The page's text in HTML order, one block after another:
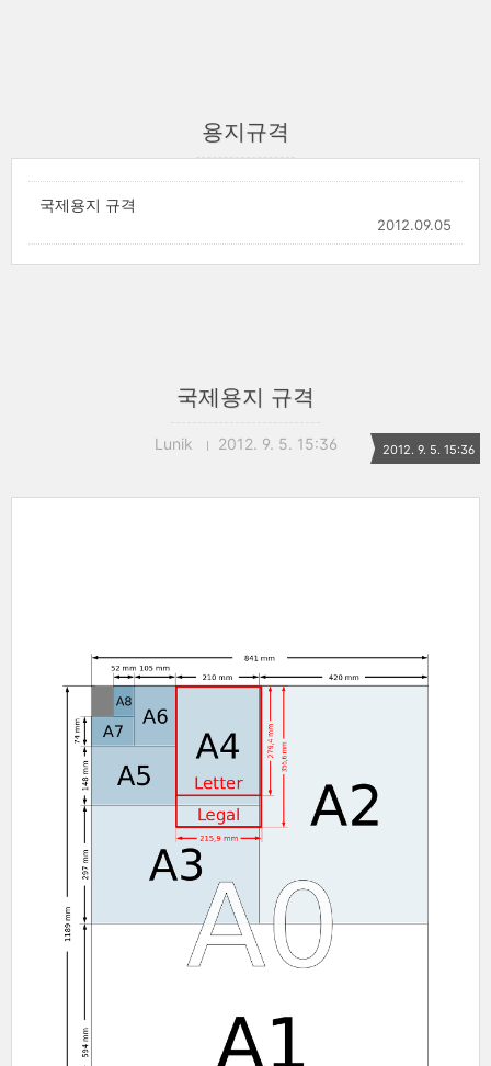
용지규격
국제용지 규격
2012.09.05
국제용지 규격
Lunik 2012. 9. 5. 15:36 2012. 9. 5. 15:36